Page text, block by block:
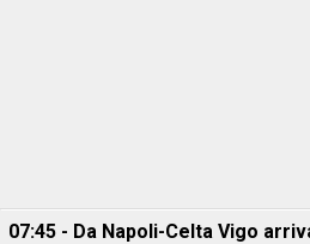
07:45 - Da Napoli-Celta Vigo